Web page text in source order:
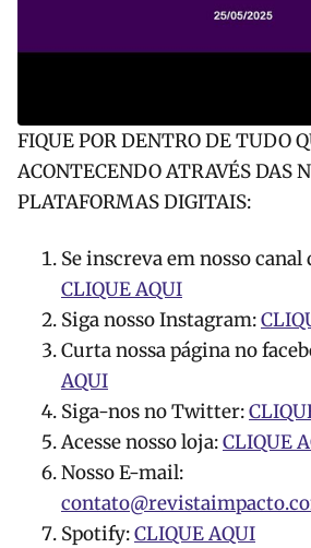
FIQUE POR DENTRO DE TUDO
ACONTECENDO ATRAVÉS DAS
PLATAFORMAS DIGITAIS:
Se inscreva em nosso canal
CLIQUE AQUI
Siga nosso Instagram:
Curta nossa página no
AQUI
Siga-nos no Twitter:
Acesse nosso loja:CLIQUE
Nosso E-mail:
Spotify:CLIQUE AQUI